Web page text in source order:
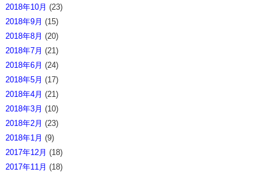
2018年10月 (23)
2018年9月 (15)
2018年8月 (20)
2018年7月 (21)
2018年6月 (24)
2018年5月 (17)
2018年4月 (21)
2018年3月 (10)
2018年2月 (23)
2018年1月 (9)
2017年12月 (18)
2017年11月 (18)